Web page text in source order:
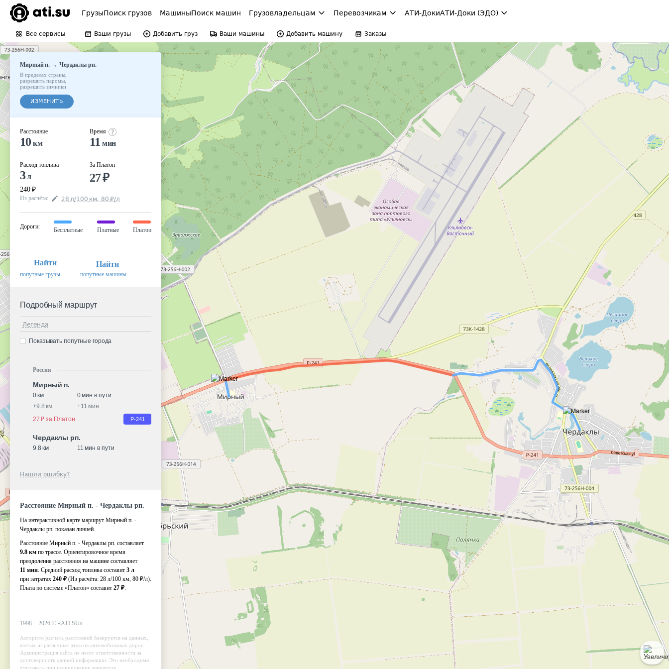
ГрузыПоиск грузов МашиныПоиск машин Грузовладельцам Перевозчикам АТИ-ДокиАТИ-Доки (ЭДО)
Все сервисы Ваши грузы Добавить груз Ваши машины Добавить машину Заказы
Мирный п. → Чердаклы рп.
В пределах страны
разрешить паромы
разрешить зимники
ИЗМЕНИТЬ
Расстояние
10 км
Расход топлива
3л
240 ₽
Время
11 мин
За Платон
27₽
Из расчёта: 28 л/100 км, 80 ₽/л
Дороги:
Бесплатные Платные Платон
Найти
попутные грузы
Найти
попутные машины
Подробный маршрут
Легенда
Показывать попутные города
Россия
Мирный п.
0 км
0 мин в пути
+9.8 км +11 мин
27 ₽ за Платон
Р-241
Чердаклы рп.
9.8 км 11 мин в пути
Нашли ошибку?
Расстояние Мирный п. - Чердаклы рп.
На интерактивной карте маршрут Мирный п. -
Чердаклы рп. показан линией.
Расстояние Мирный п. - Чердаклы рп. составляет
9.8 км по трассе. Ориентировочное время
преодоления расстояния на машине составляет
11 мин. Средний расход топлива составит 3 л
при затратах 240 ₽ (Из расчёта: 28 л/100 км, 80 ₽/л).
Плата по системе «Платон» составит 27 ₽.
1998 − 2026 © «ATI.SU»
Алгоритм расчета расстояний базируется на данных,
взятых из различных атласов автомобильных дорог.
Администрация сайта не несёт ответственности за
достоверность данной информации. Это необходимо
учитывать при планировании маршрута